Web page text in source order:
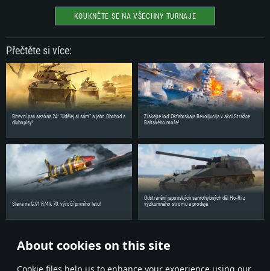
About cookies on this site
KOUKNĚTE SE NA VŠECHNY TURNAJE
Přečtěte si více:
Bitevní pas sezóna 24: “Udělej si sám” a jeho Obchod s
dluhopisy!
Získejte loď Okťabrskaja Revoljucija v akci Strážce
Baltského moře!
Sleva na G.91 R/4 k 70. výročí prvního letu!
Odstranění japonských samohybných děl Ho-Ri z
výzkumného stromu a prodeje
Sdílejte novinky se svými přáteli!